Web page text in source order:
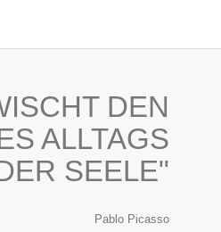
DEN
ALLTAGS
SEELE"
Pablo Picasso